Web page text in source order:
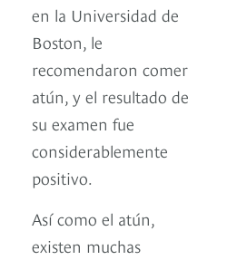
en la Universidad de
Boston, le
recomendaron comer
atún, y el resultado de
su examen fue
considerablemente
positivo.
Así como el atún,
existen muchas